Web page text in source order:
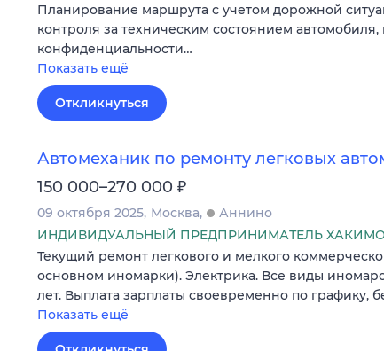
Планирование маршрута с учетом дорожной
контроля за техническим состоянием
конфиденциальности…
Показать ещё
Откликнуться
Автомеханик по ремонту легковых
150 000–270 000 ₽
09 октября 2025 Москва
Аннино
ИНДИВИДУАЛЬНЫЙ ПРЕДПРИНИМАТЕЛЬ
Текущий ремонт легкового и мелкого
основном иномарки). Электрика. Все виды
лет. Выплата зарплаты своевременно по графику,
Показать ещё